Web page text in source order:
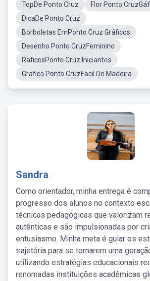
TopDe Ponto Cruz
Flor Ponto
DicaDe Ponto Cruz
Borboletas EmPonto Cruz Gráficos
Desenho Ponto CruzFeminino
RaficosPonto Cruz Iniciantes
Grafico Ponto CruzFacil De Madeira
Sandra
Como orientador, minha entrega é
progresso dos alunos no contexto
técnicas pedagógicas que valorizam
autênticas e são impulsionadas por
entusiasmo. Minha meta é guiar os
trajetória para se tornarem uma
utilizando estratégias educacionais
renomadas instituições acadêmicas